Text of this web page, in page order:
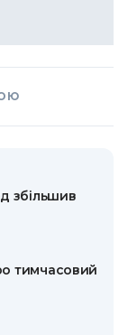
збільшив
тимчасовий